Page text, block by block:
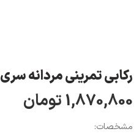
رکابی تمرینی مردانه سری Pro Training
1,870,800تومان
مشخصات: